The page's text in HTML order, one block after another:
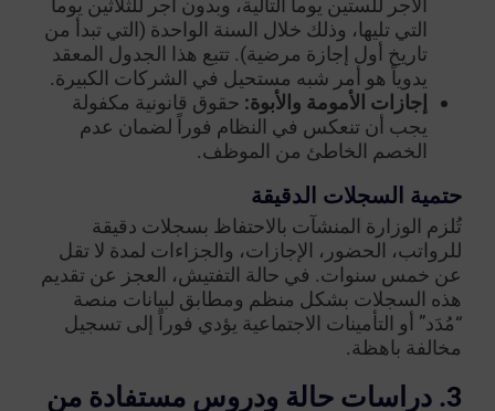
الأجر للستين يوماً التالية، وبدون أجر للثلاثين يوماً
التي تليها، وذلك خلال السنة الواحدة (التي تبدأ من
تاريخ أول إجازة مرضية). تتبع هذا الجدول المعقد
يدوياً هو أمر شبه مستحيل في الشركات الكبيرة.
إجازات الأمومة والأبوة: حقوق قانونية مكفولة
يجب أن تنعكس في النظام فوراً لضمان عدم
الخصم الخاطئ من الموظف.
حتمية السجلات الدقيقة
تُلزم الوزارة المنشآت بالاحتفاظ بسجلات دقيقة
للرواتب، الحضور، الإجازات، والجزاءات لمدة لا تقل
عن خمس سنوات. في حالة التفتيش، العجز عن تقديم
هذه السجلات بشكل منظم ومطابق لبيانات منصة
“مُدَد” أو التأمينات الاجتماعية يؤدي فوراً إلى تسجيل
مخالفة باهظة.
3. دراسات حالة ودروس مستفادة من